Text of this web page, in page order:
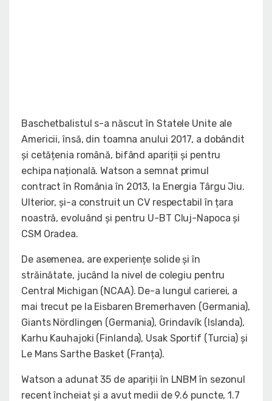
Baschetbalistul s-a născut în Statele Unite ale
Americii, însă, din toamna anului 2017, a dobândit
și cetățenia română, bifând apariții și pentru
echipa națională. Watson a semnat primul
contract în România în 2013, la Energia Târgu Jiu.
Ulterior, și-a construit un CV respectabil în țara
noastră, evoluând și pentru U-BT Cluj-Napoca și
CSM Oradea.
De asemenea, are experiențe solide și în
străinătate, jucând la nivel de colegiu pentru
Central Michigan (NCAA). De-a lungul carierei, a
mai trecut pe la Eisbaren Bremerhaven (Germania),
Giants Nördlingen (Germania), Grindavík (Islanda),
Karhu Kauhajoki (Finlanda), Usak Sportif (Turcia) și
Le Mans Sarthe Basket (Franța).
Watson a adunat 35 de apariții în LNBM în sezonul
recent încheiat și a avut medii de 9.6 puncte, 1.7